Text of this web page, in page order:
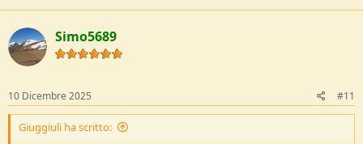
c
t
i
o
n
:
Simo5689
10 Dicembre 2025 #11
Giuggiuli ha scritto: